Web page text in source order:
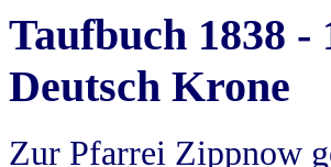
Taufbuch 1838
Deutsch Krone
Zur Pfarrei Zippnow